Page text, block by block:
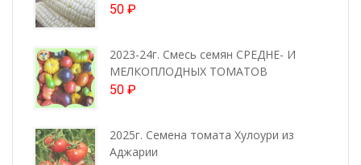
50 ₽
2023-24г. Смесь семян СРЕДНЕ- И
МЕЛКОПЛОДНЫХ ТОМАТОВ
50 ₽
2025г. Семена томата Хулоури из
Аджарии